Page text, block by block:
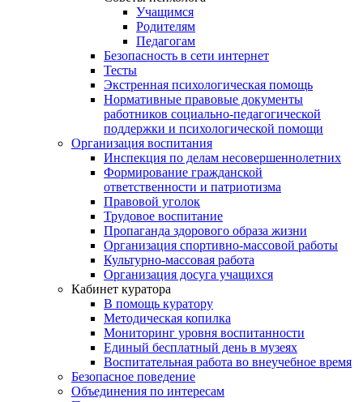
Учащимся
Родителям
Педагогам
Безопасность в сети интернет
Тесты
Экстренная психологическая помощь
Нормативные правовые документы
работников социально-педагогической
поддержки и психологической помощи
Организация воспитания
Инспекция по делам несовершеннолетних
Формирование гражданской
ответственности и патриотизма
Правовой уголок
Трудовое воспитание
Пропаганда здорового образа жизни
Организация спортивно-массовой работы
Культурно-массовая работа
Организация досуга учащихся
Кабинет куратора
В помощь куратору
Методическая копилка
Мониторинг уровня воспитанности
Единый бесплатный день в музеях
Воспитательная работа во внеучебное время
Безопасное поведение
Объединения по интересам